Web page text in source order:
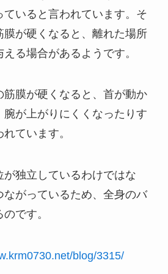
いると言われています。そ
が硬くなると、離れた場所
る場合があるようです。
筋膜が硬くなると、首が動か
腕が上がりにくくなったりす
ています。
独立しているわけではな
ながっているため、全身のバ
です。
blog/3315/